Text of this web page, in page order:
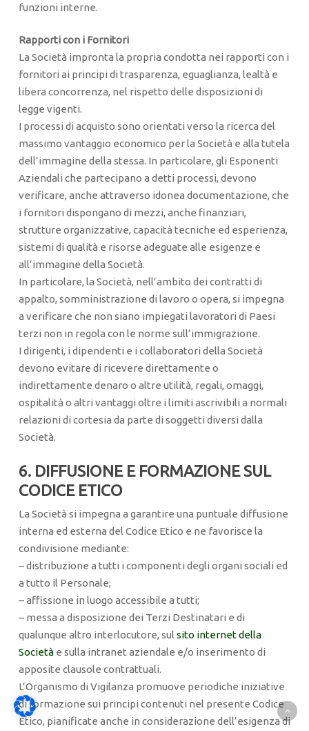
funzioni interne.
Rapporti con i Fornitori
La Società impronta la propria condotta nei rapporti con i
fornitori ai principi di trasparenza, eguaglianza, lealtà e
libera concorrenza, nel rispetto delle disposizioni di
legge vigenti.
I processi di acquisto sono orientati verso la ricerca del
massimo vantaggio economico per la Società e alla tutela
dell’immagine della stessa. In particolare, gli Esponenti
Aziendali che partecipano a detti processi, devono
verificare, anche attraverso idonea documentazione, che
i fornitori dispongano di mezzi, anche finanziari,
strutture organizzative, capacità tecniche ed esperienza,
sistemi di qualità e risorse adeguate alle esigenze e
all’immagine della Società.
In particolare, la Società, nell’ambito dei contratti di
appalto, somministrazione di lavoro o opera, si impegna
a verificare che non siano impiegati lavoratori di Paesi
terzi non in regola con le norme sull’immigrazione.
I dirigenti, i dipendenti e i collaboratori della Società
devono evitare di ricevere direttamente o
indirettamente denaro o altre utilità, regali, omaggi,
ospitalità o altri vantaggi oltre i limiti ascrivibili a normali
relazioni di cortesia da parte di soggetti diversi dalla
Società.
6. DIFFUSIONE E FORMAZIONE SUL
CODICE ETICO
La Società si impegna a garantire una puntuale diffusione
interna ed esterna del Codice Etico e ne favorisce la
condivisione mediante:
– distribuzione a tutti i componenti degli organi sociali ed
a tutto il Personale;
– affissione in luogo accessibile a tutti;
– messa a disposizione dei Terzi Destinatari e di
qualunque altro interlocutore, sul sito internet della
Societàe sulla intranet aziendale e/o inserimento di
apposite clausole contrattuali.
L’Organismo di Vigilanza promuove periodiche iniziative
di formazione sui principi contenuti nel presente Codice
Etico, pianificate anche in considerazione dell’esigenza di